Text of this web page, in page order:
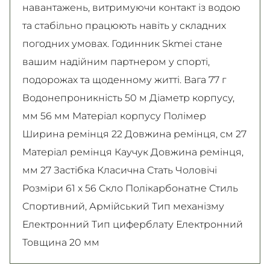
навантажень, витримуючи контакт із водою
та стабільно працюють навіть у складних
погодних умовах. Годинник Skmei стане
вашим надійним партнером у спорті,
подорожах та щоденному житті. Вага 77 г
Водонепроникність 50 м Діаметр корпусу,
мм 56 мм Матеріал корпусу Полімер
Ширина ремінця 22 Довжина ремінця, см 27
Матеріал ремінця Каучук Довжина ремінця,
мм 27 Застібка Класична Стать Чоловічі
Розміри 61 х 56 Скло Полікарбонатне Стиль
Спортивний, Армійський Тип механізму
Електронний Тип циферблату Електронний
Товщина 20 мм